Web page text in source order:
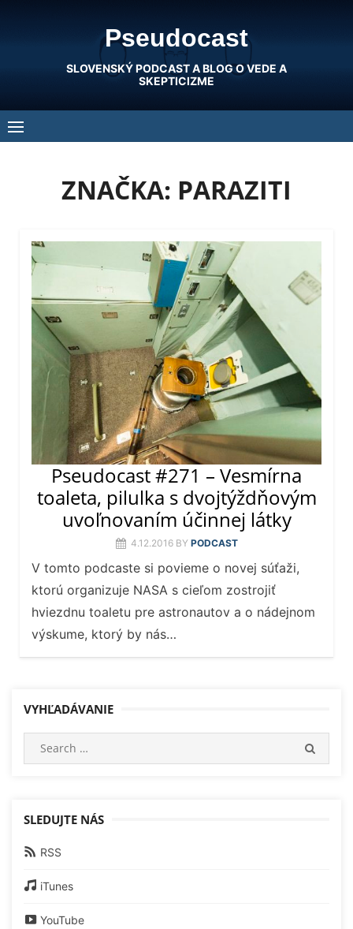
Pseudocast
SLOVENSKÝ PODCAST A BLOG O VEDE A
SKEPTICIZME
ZNAČKA: PARAZITI
Pseudocast #271 – Vesmírna
toaleta, pilulka s dvojtýždňovým
uvoľnovaním účinnej látky
4.12.2016 BY PODCAST
V tomto podcaste si povieme o novej súťaži,
ktorú organizuje NASA s cieľom zostrojiť
hviezdnu toaletu pre astronautov a o nádejnom
výskume, ktorý by nás…
VYHĽADÁVANIE
SLEDUJTE NÁS
RSS
iTunes
YouTube